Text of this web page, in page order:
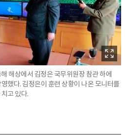
해상에서 김정은 국무위원장 참관 하에
했다. 김정은이 훈련 상황이 나온 모니터를
고 있다.